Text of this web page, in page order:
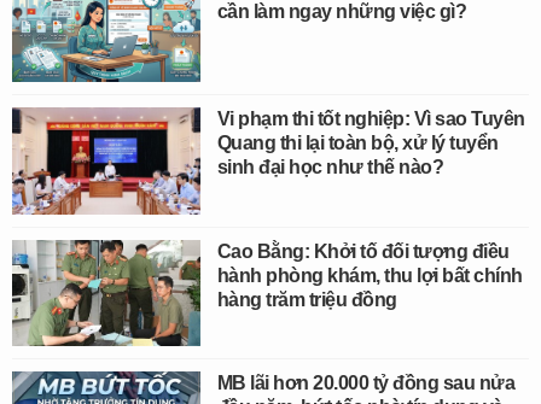
cần làm ngay những việc gì?
Vi phạm thi tốt nghiệp: Vì sao Tuyên
Quang thi lại toàn bộ, xử lý tuyển
sinh đại học như thế nào?
Cao Bằng: Khởi tố đối tượng điều
hành phòng khám, thu lợi bất chính
hàng trăm triệu đồng
MB lãi hơn 20.000 tỷ đồng sau nửa